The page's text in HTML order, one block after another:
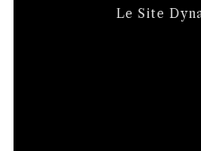
Le Site